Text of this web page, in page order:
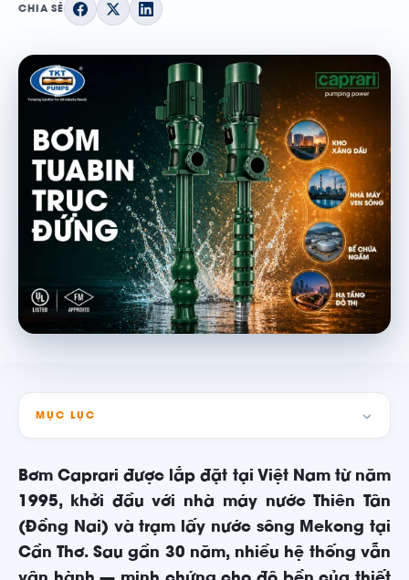
CHIA SẺ
MỤC LỤC
Bơm Caprari được lắp đặt tại Việt Nam từ năm
1995, khởi đầu với nhà máy nước Thiên Tân
(Đồng Nai) và trạm lấy nước sông Mekong tại
Cần Thơ. Sau gần 30 năm, nhiều hệ thống vẫn